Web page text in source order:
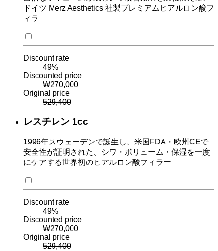
ドイツ Merz Aesthetics 社製プレミアムヒアルロン酸フ
ィラー
Discount rate
49%
Discounted price
₩270,000
Original price
529,400
レスチレン 1cc
1996年スウェーデンで誕生し、米国FDA・欧州CEで
安全性が証明された、シワ・ボリューム・保湿を一度
にケアする世界初のヒアルロン酸フィラー
Discount rate
49%
Discounted price
₩270,000
Original price
529,400